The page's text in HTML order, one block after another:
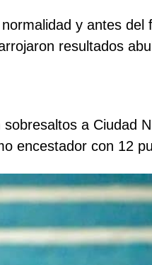
y antes del
resultados
a Ciudad
encestador con 12